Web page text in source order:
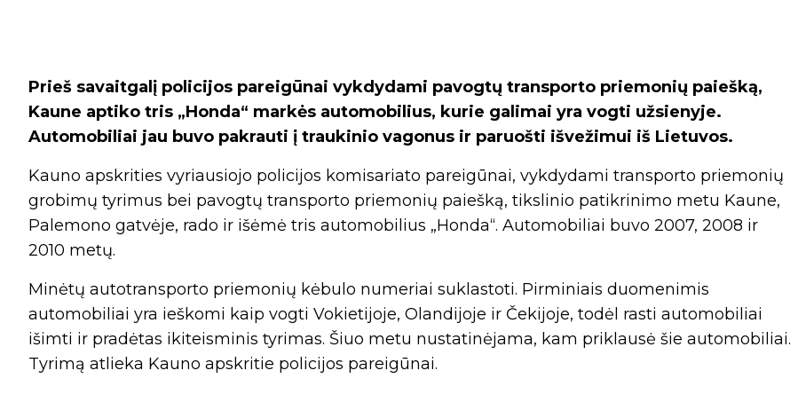
Prieš savaitgalį policijos pareigūnai vykdydami pavogtų transporto priemonių paiešką,
Kaune aptiko tris „Honda“ markės automobilius, kurie galimai yra vogti užsienyje.
Automobiliai jau buvo pakrauti į traukinio vagonus ir paruošti išvežimui iš Lietuvos.
Kauno apskrities vyriausiojo policijos komisariato pareigūnai, vykdydami transporto priemonių
grobimų tyrimus bei pavogtų transporto priemonių paiešką, tikslinio patikrinimo metu Kaune,
Palemono gatvėje, rado ir išėmė tris automobilius „Honda“. Automobiliai buvo 2007, 2008 ir
2010 metų.
Minėtų autotransporto priemonių kėbulo numeriai suklastoti. Pirminiais duomenimis
automobiliai yra ieškomi kaip vogti Vokietijoje, Olandijoje ir Čekijoje, todėl rasti automobiliai
išimti ir pradėtas ikiteisminis tyrimas. Šiuo metu nustatinėjama, kam priklausė šie automobiliai.
Tyrimą atlieka Kauno apskritie policijos pareigūnai.